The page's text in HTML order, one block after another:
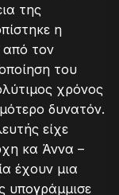
της
η
από τον
του
χρόνος
δυνατόν.
είχε
κα Άννα –
έχουν μια
υπογράμμισε